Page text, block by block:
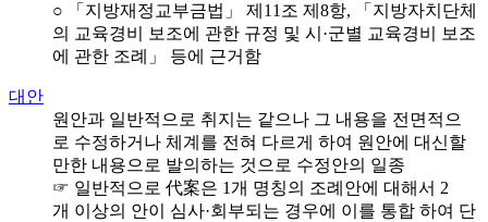
○ 「지방재정교부금법」 제11조 제8항, 「지방자치단체
의 교육경비 보조에 관한 규정 및 시·군별 교육경비 보조
에 관한 조례」 등에 근거함
대안
원안과 일반적으로 취지는 같으나 그 내용을 전면적으
로 수정하거나 체계를 전혀 다르게 하여 원안에 대신할
만한 내용으로 발의하는 것으로 수정안의 일종
☞ 일반적으로 代案은 1개 명칭의 조례안에 대해서 2
개 이상의 안이 심사·회부되는 경우에 이를 통합 하여 단